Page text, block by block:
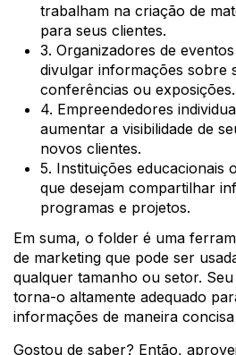
trabalham na criação de
para seus clientes.
3. Organizadores de
divulgar informações sobre
conferências ou exposições.
4. Empreendedores
aumentar a visibilidade de
novos clientes.
5. Instituições educacionais
que desejam compartilhar
programas e projetos.
Em suma, o folder é uma
de marketing que pode ser
qualquer tamanho ou setor.
torna-o altamente adequado
informações de maneira
Gostou de saber? Então,